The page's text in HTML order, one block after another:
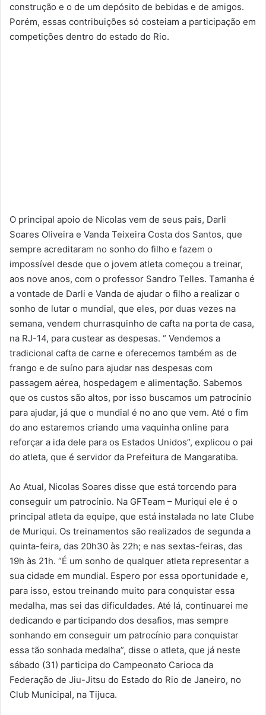
construção e o de um depósito de bebidas e de amigos.
Porém, essas contribuições só costeiam a participação em
competições dentro do estado do Rio.
O principal apoio de Nicolas vem de seus pais, Darli
Soares Oliveira e Vanda Teixeira Costa dos Santos, que
sempre acreditaram no sonho do filho e fazem o
impossível desde que o jovem atleta começou a treinar,
aos nove anos, com o professor Sandro Telles. Tamanha é
a vontade de Darli e Vanda de ajudar o filho a realizar o
sonho de lutar o mundial, que eles, por duas vezes na
semana, vendem churrasquinho de cafta na porta de casa,
na RJ-14, para custear as despesas. “ Vendemos a
tradicional cafta de carne e oferecemos também as de
frango e de suíno para ajudar nas despesas com
passagem aérea, hospedagem e alimentação. Sabemos
que os custos são altos, por isso buscamos um patrocínio
para ajudar, já que o mundial é no ano que vem. Até o fim
do ano estaremos criando uma vaquinha online para
reforçar a ida dele para os Estados Unidos”, explicou o pai
do atleta, que é servidor da Prefeitura de Mangaratiba.
Ao Atual, Nicolas Soares disse que está torcendo para
conseguir um patrocínio. Na GFTeam – Muriqui ele é o
principal atleta da equipe, que está instalada no Iate Clube
de Muriqui. Os treinamentos são realizados de segunda a
quinta-feira, das 20h30 às 22h; e nas sextas-feiras, das
19h às 21h. “É um sonho de qualquer atleta representar a
sua cidade em mundial. Espero por essa oportunidade e,
para isso, estou treinando muito para conquistar essa
medalha, mas sei das dificuldades. Até lá, continuarei me
dedicando e participando dos desafios, mas sempre
sonhando em conseguir um patrocínio para conquistar
essa tão sonhada medalha”, disse o atleta, que já neste
sábado (31) participa do Campeonato Carioca da
Federação de Jiu-Jitsu do Estado do Rio de Janeiro, no
Club Municipal, na Tijuca.